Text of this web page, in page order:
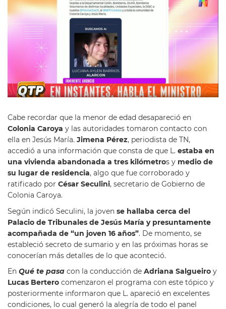
Cabe recordar que la menor de edad desapareció en
Colonia Caroya y las autoridades tomaron contacto con
ella en Jesús María. Jimena Pérez, periodista de TN,
accedió a una información que consta de que L. estaba en
una vivienda abandonada a tres kilómetros y medio de
su lugar de residencia, algo que fue corroborado y
ratificado por César Seculini, secretario de Gobierno de
Colonia Caroya.
Según indicó Seculini, la joven se hallaba cerca del
Palacio de Tribunales de Jesús María y presuntamente
acompañada de “un joven 16 años”. De momento, se
estableció secreto de sumario y en las próximas horas se
conocerían más detalles de lo que aconteció.
En Qué te pasa con la conducción de Adriana Salgueiro y
Lucas Bertero comenzaron el programa con este tópico y
posteriormente informaron que L. apareció en excelentes
condiciones, lo cual generó la alegría de todo el panel